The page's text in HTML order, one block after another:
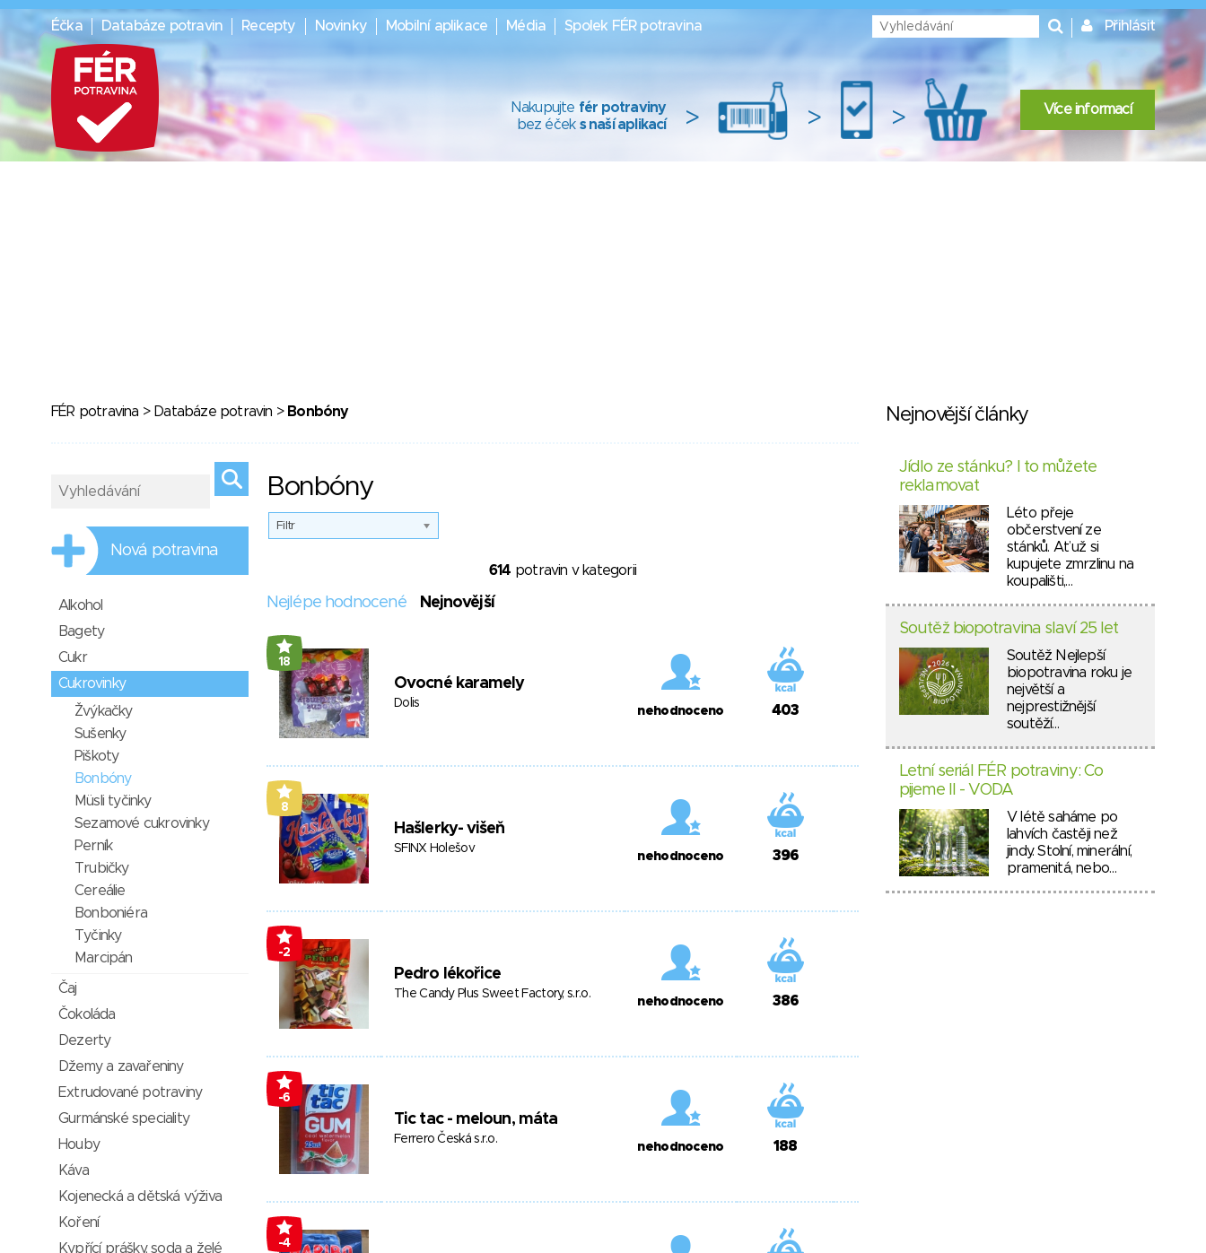
Éčka Databáze potravin Recepty Novinky Mobilní aplikace Média Spolek FÉR potravina Přihlásit
Nakupujte fér potraviny
bez éček s naší aplikací > > > Více informací
FÉR potravina > Databáze potravin > Bonbóny
Bonbóny
Filtr
614 potravin v kategorii
Nejlépe hodnocené Nejnovější
18
Ovocné karamely
Dolis
nehodnoceno 403
8
Hašlerky- višeň
SFINX Holešov
nehodnoceno 396
-2
Pedro lékořice
The Candy Plus Sweet Factory, s.r.o.
nehodnoceno 386
-6
Tic tac - meloun, máta
Ferrero Česká s.r.o.
nehodnoceno 188
-4
Nová potravina
Alkohol
Bagety
Cukr
Cukrovinky
Žvýkačky
Sušenky
Piškoty
Bonbóny
Müsli tyčinky
Sezamové cukrovinky
Perník
Trubičky
Cereálie
Bonboniéra
Tyčinky
Marcipán
Čaj
Čokoláda
Dezerty
Džemy a zavařeniny
Extrudované potraviny
Gurmánské speciality
Houby
Káva
Kojenecká a dětská výživa
Koření
Kypřící prášky, soda a želé
Nejnovější články
Jídlo ze stánku? I to můžete
reklamovat
Léto přeje
občerstvení ze
stánků. Ať už si
kupujete zmrzlinu na
koupališti,…
Soutěž biopotravina slaví 25 let
Soutěž Nejlepší
biopotravina roku je
největší a
nejprestižnější
soutěží…
Letní seriál FÉR potraviny: Co
pijeme II - VODA
V létě saháme po
lahvích častěji než
jindy. Stolní, minerální,
pramenitá, nebo…